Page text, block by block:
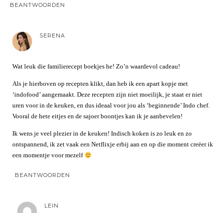
BEANTWOORDEN
SERENA
Wat leuk die familierecept boekjes he! Zo’n waardevol cadeau!
Als je hierboven op recepten klikt, dan heb ik een apart kopje met
‘indofood’ aangemaakt. Deze recepten zijn niet moeilijk, je staat er niet
uren voor in de keuken, en dus ideaal voor jou als ‘beginnende’ Indo chef.
Vooral de hete eitjes en de sajoer boontjes kan ik je aanbevelen!
Ik wens je veel plezier in de keuken! Indisch koken is zo leuk en zo
ontspannend, ik zet vaak een Netflixje erbij aan en op die moment creëer ik
een momentje voor mezelf
BEANTWOORDEN
LEIN